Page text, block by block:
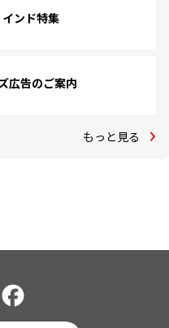
ンド特集
広告のご案内
もっと見る